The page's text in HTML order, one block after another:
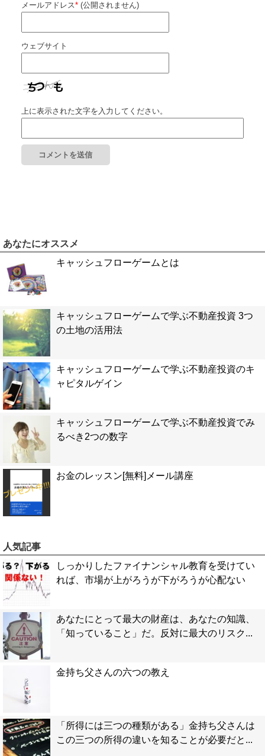
メールアドレス*(公開されません)
ウェブサイト
上に表示された文字を入力してください。
あなたにオススメ
キャッシュフローゲームとは
キャッシュフローゲームで学ぶ不動産投資 3つ
の土地の活用法
キャッシュフローゲームで学ぶ不動産投資のキ
ャピタルゲイン
キャッシュフローゲームで学ぶ不動産投資でみ
るべき2つの数字
お金のレッスン[無料]メール講座
人気記事
しっかりしたファイナンシャル教育を受けてい
れば、市場が上がろうが下がろうが心配ない
あなたにとって最大の財産は、あなたの知識、
「知っていること」だ。反対に最大のリスク...
金持ち父さんの六つの教え
「所得には三つの種類がある」金持ち父さんは
この三つの所得の違いを知ることが必要だと...